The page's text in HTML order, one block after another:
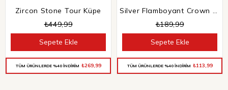
Zircon Stone Tour Küpe
₺449,99
Sepete Ekle
TÜM ÜRÜNLERDE %40 İNDİRİM ₺269,99
Silver Flamboyant Crown Tragus
₺189,99
Sepete Ekle
TÜM ÜRÜNLERDE %40 İNDİRİM ₺113,99